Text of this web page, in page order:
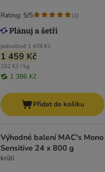
jednotlivě 1 478 Kč
1 459 Kč
152 Kč / kg
1 386 Kč
Rating: 5/5 (1)
Přidat do košíku
Výhodné balení MAC's Mono
Sensitive 24 x 800 g
krůtí